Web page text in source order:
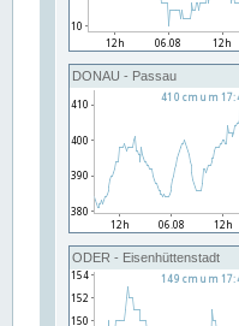
DONAU - Passau
ODER - Eisenhüttenstadt